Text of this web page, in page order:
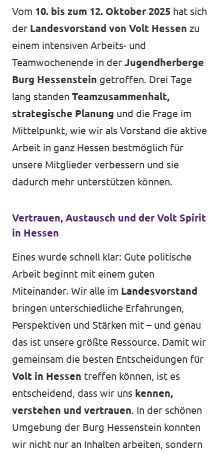
Volt vor Ort in Hessen
Transparenz
Datenschutz
Impressum
Kontakt
Vom 10. bis zum 12. Oktober 2025 hat sich
der Landesvorstand von Volt Hessen zu
einem intensiven Arbeits- und
Teamwochenende in der Jugendherberge
Burg Hessenstein getroffen. Drei Tage
lang standen Teamzusammenhalt,
strategische Planung und die Frage im
Mittelpunkt, wie wir als Vorstand die aktive
Arbeit in ganz Hessen bestmöglich für
unsere Mitglieder verbessern und sie
dadurch mehr unterstützen können.
Vertrauen, Austausch und der Volt Spirit
in Hessen
Eines wurde schnell klar: Gute politische
Arbeit beginnt mit einem guten
Miteinander. Wir alle im Landesvorstand
bringen unterschiedliche Erfahrungen,
Perspektiven und Stärken mit – und genau
das ist unsere größte Ressource. Damit wir
gemeinsam die besten Entscheidungen für
Volt in Hessen treffen können, ist es
entscheidend, dass wir uns kennen,
verstehen und vertrauen. In der schönen
Umgebung der Burg Hessenstein konnten
wir nicht nur an Inhalten arbeiten, sondern